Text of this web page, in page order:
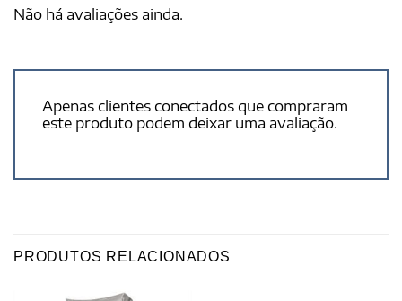
Não há avaliações ainda.
Apenas clientes conectados que compraram
este produto podem deixar uma avaliação.
PRODUTOS RELACIONADOS